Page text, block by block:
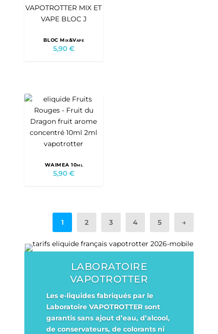
BLOC Mix&Vape
5,90 €
WAIMEA 10ml
5,90 €
1 2 3 4 5 →
LABORATOIRE
VAPOTROTTER
Les e-liquides fabriqués par le
Laboratoire VAPOTROTTER sont
garantis sans ajout d’eau, d’alcool,
de conservateurs, de colorants ni